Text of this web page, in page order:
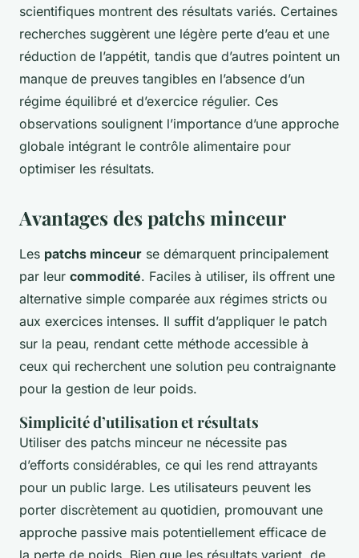
scientifiques montrent des résultats variés. Certaines
recherches suggèrent une légère perte d’eau et une
réduction de l’appétit, tandis que d’autres pointent un
manque de preuves tangibles en l’absence d’un
régime équilibré et d’exercice régulier. Ces
observations soulignent l’importance d’une approche
globale intégrant le contrôle alimentaire pour
optimiser les résultats.
Avantages des patchs minceur
Les patchs minceur se démarquent principalement
par leur commodité. Faciles à utiliser, ils offrent une
alternative simple comparée aux régimes stricts ou
aux exercices intenses. Il suffit d’appliquer le patch
sur la peau, rendant cette méthode accessible à
ceux qui recherchent une solution peu contraignante
pour la gestion de leur poids.
Simplicité d’utilisation et résultats
Utiliser des patchs minceur ne nécessite pas
d’efforts considérables, ce qui les rend attrayants
pour un public large. Les utilisateurs peuvent les
porter discrètement au quotidien, promouvant une
approche passive mais potentiellement efficace de